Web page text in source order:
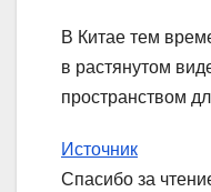
В Китае тем
в растянутом
пространством
Источник
Спасибо за